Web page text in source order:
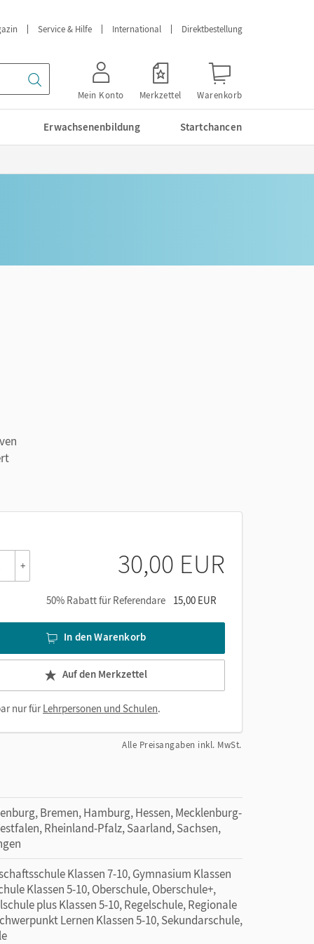
Service & Hilfe International Direktbestellung
Mein Konto Merkzettel Warenkorb
Erwachsenenbildung Startchancen
+ 30,00 EUR
50% Rabatt für Referendare 15,00 EUR
In den Warenkorb
Auf den Merkzettel
nur fürLehrpersonen und Schulen.
Alle Preisangaben inkl. MwSt.
Bremen, Hamburg, Hessen, Mecklenburg-
Rheinland-Pfalz, Saarland, Sachsen,
Klassen 7-10, Gymnasium Klassen
Klassen 5-10, Oberschule, Oberschule+,
plus Klassen 5-10, Regelschule, Regionale
Lernen Klassen 5-10, Sekundarschule,